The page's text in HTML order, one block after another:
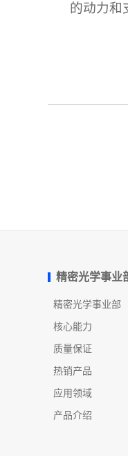
的动力和
精密光学事业
精密光学事业部
核心能力
质量保证
热销产品
应用领域
产品介绍